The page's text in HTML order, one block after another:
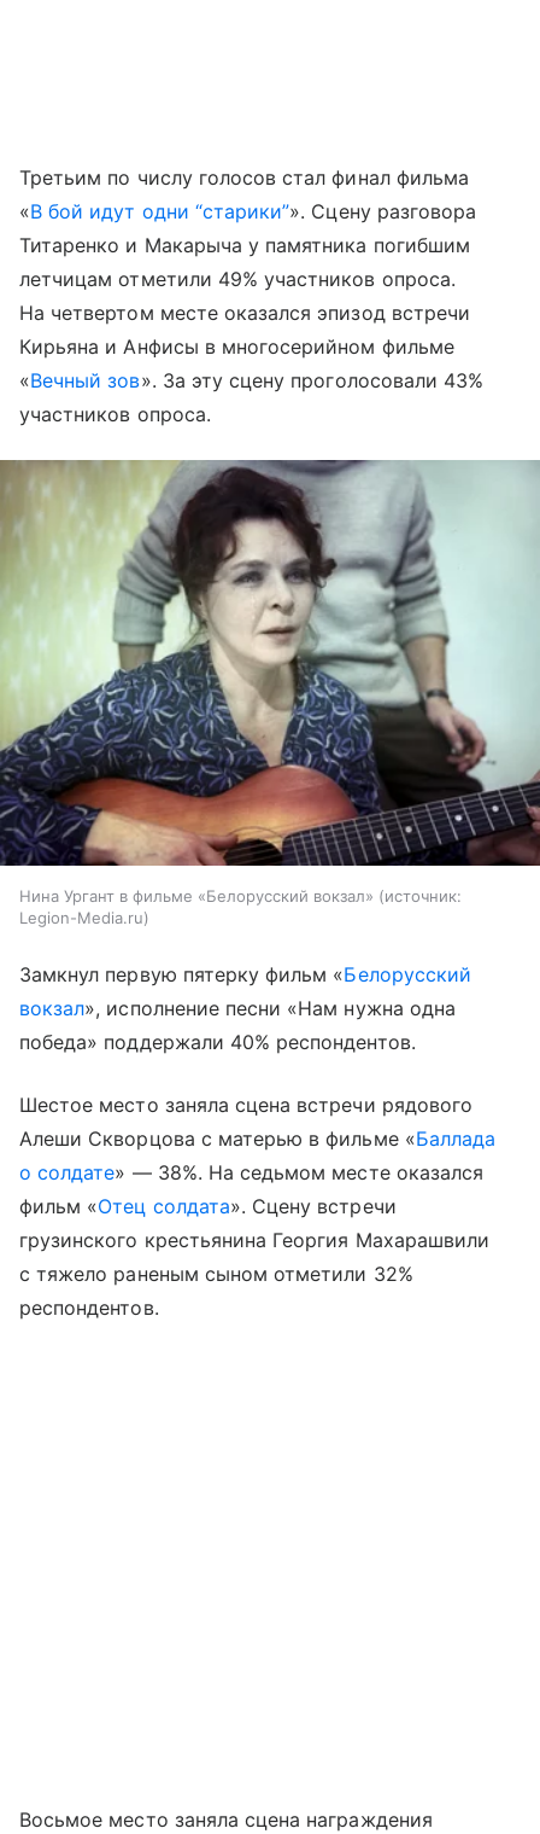
Третьим по числу голосов стал финал фильма
«В бой идут одни “старики”». Сцену разговора
Титаренко и Макарыча у памятника погибшим
летчицам отметили 49% участников опроса.
На четвертом месте оказался эпизод встречи
Кирьяна и Анфисы в многосерийном фильме
«Вечный зов». За эту сцену проголосовали 43%
участников опроса.
Нина Ургант в фильме «Белорусский вокзал»
источник:
Legion-Media.ru
Замкнул первую пятерку фильм «Белорусский
вокзал», исполнение песни «Нам нужна одна
победа» поддержали 40% респондентов.
Шестое место заняла сцена встречи рядового
Алеши Скворцова с матерью в фильме «Баллада
о солдате» — 38%. На седьмом месте оказался
фильм «Отец солдата». Сцену встречи
грузинского крестьянина Георгия Махарашвили
с тяжело раненым сыном отметили 32%
респондентов.
Восьмое место заняла сцена награждения